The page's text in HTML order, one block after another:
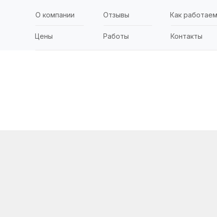
О компании Отзывы Как работаем
Работы Контакты
Цены